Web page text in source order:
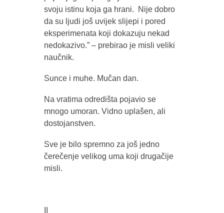
svoju istinu koja ga hrani. Nije dobro
da su ljudi još uvijek slijepi i pored
eksperimenata koji dokazuju nekad
nedokazivo.” – prebirao je misli veliki
naučnik.
Sunce i muhe. Mučan dan.
Na vratima odredišta pojavio se
mnogo umoran. Vidno uplašen, ali
dostojanstven.
Sve je bilo spremno za još jedno
čerečenje velikog uma koji drugačije
misli.